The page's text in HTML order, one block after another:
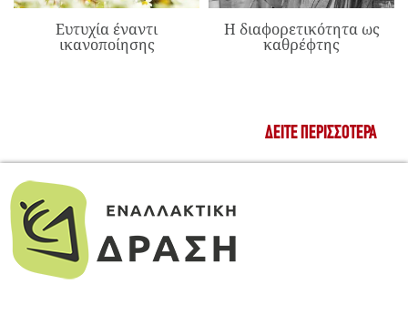
Ευτυχία έναντι
ικανοποίησης
Η διαφορετικότητα ως
καθρέφτης
ΔΕΊΤΕ ΠΕΡΙΣΣΌΤΕΡΑ